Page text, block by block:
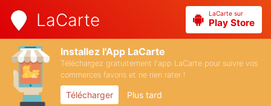
LaCarte LaCarte sur
Play Store
Installez l'App LaCarte
Téléchargez gratuitement l'app LaCarte pour suivre vos
commerces favoris et ne rien rater !
Télécharger Plus tard